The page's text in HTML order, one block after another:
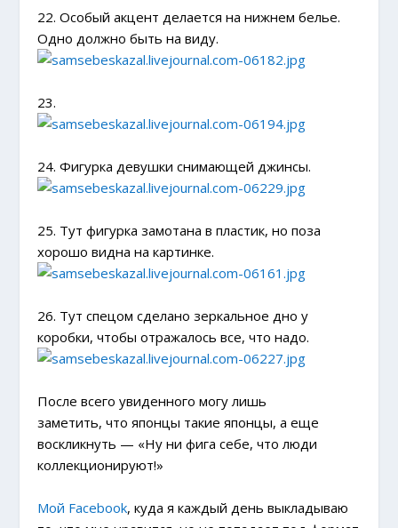
22. Особый акцент делается на нижнем белье.
Одно должно быть на виду.
23.
24. Фигурка девушки снимающей джинсы.
25. Тут фигурка замотана в пластик, но поза
хорошо видна на картинке.
26. Тут спецом сделано зеркальное дно у
коробки, чтобы отражалось все, что надо.
После всего увиденного могу лишь
заметить, что японцы такие японцы, а еще
воскликнуть — «Ну ни фига себе, что люди
коллекционируют!»
Мой Facebook, куда я каждый день выкладываю